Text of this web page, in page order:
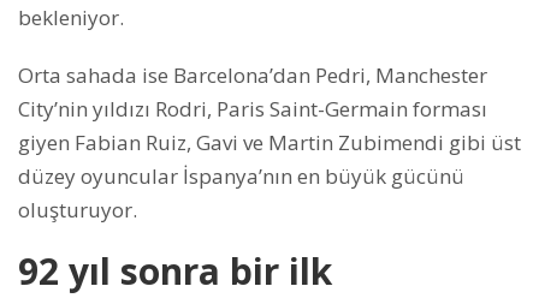
bekleniyor.
Orta sahada ise Barcelona’dan Pedri, Manchester
City’nin yıldızı Rodri, Paris Saint-Germain forması
giyen Fabian Ruiz, Gavi ve Martin Zubimendi gibi üst
düzey oyuncular İspanya’nın en büyük gücünü
oluşturuyor.
92 yıl sonra bir ilk